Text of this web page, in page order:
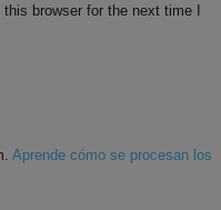
browser for the next time I
Aprende cómo se procesan los